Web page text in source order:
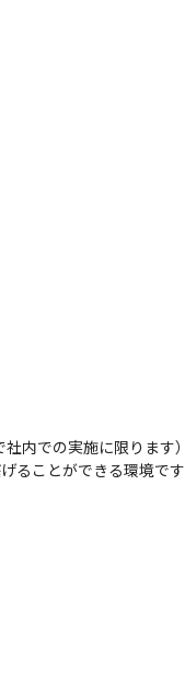
内での実施に限ります）
ることができる環境です